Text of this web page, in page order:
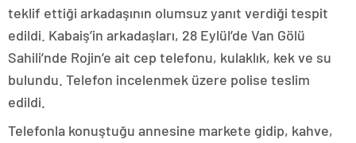
teklif ettiği arkadaşının olumsuz yanıt verdiği tespit
edildi. Kabaiş’in arkadaşları, 28 Eylül’de Van Gölü
Sahili’nde Rojin’e ait cep telefonu, kulaklık, kek ve su
bulundu. Telefon incelenmek üzere polise teslim
edildi.
Telefonla konuştuğu annesine markete gidip, kahve,